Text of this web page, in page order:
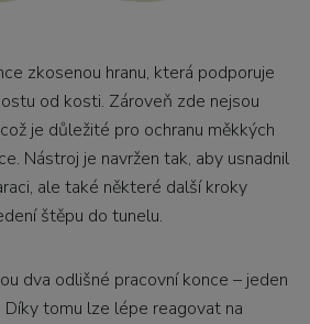
zkosenou hranu, která podporuje
od kosti. Zároveň zde nejsou
je důležité pro ochranu měkkých
Nástroj je navržen tak, aby usnadnil
ale také některé další kroky
štěpu do tunelu.
dva odlišné pracovní konce – jeden
Díky tomu lze lépe reagovat na